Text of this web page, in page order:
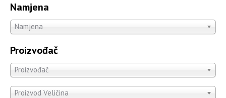
Namjena
Namjena
Proizvođač
Proizvođač
Proizvod Veličina